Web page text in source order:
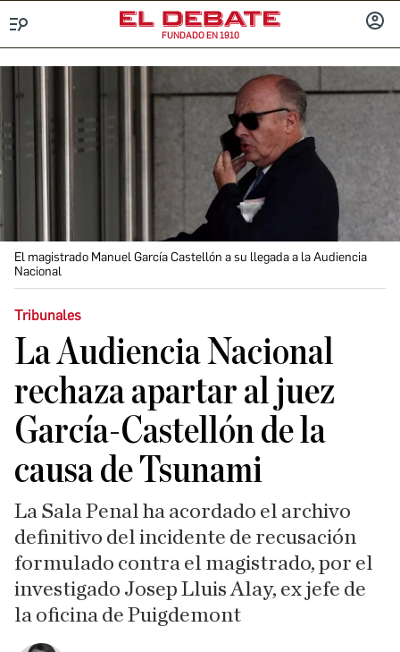
FUNDADO EN 1910
El magistrado Manuel García Castellón a su llegada a la Audiencia
Nacional
Tribunales
La Audiencia Nacional
rechaza apartar al juez
García-Castellón de la
causa de Tsunami
La Sala Penal ha acordado el archivo
definitivo del incidente de recusación
formulado contra el magistrado, por el
investigado Josep Lluis Alay, ex jefe de
la oficina de Puigdemont